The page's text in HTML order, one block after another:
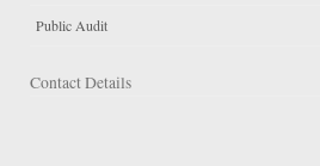
Public Audit
Contact Details